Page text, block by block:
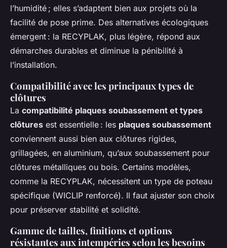
l’humidité ; elles s’adaptent bien aux projets où la
facilité de pose prime. Des alternatives écologiques
émergent : la RECYPLAK, plus légère, répond aux
démarches durables et diminue la pénibilité à
l’installation.
Compatibilité avec les principaux types de
clôtures
La compatibilité plaques soubassement et types
clôtures est essentielle : les plaques soubassement
conviennent aussi bien aux clôtures rigides,
grillagées, en aluminium, qu’aux soubassement pour
clôtures métalliques ou bois. Certains modèles,
comme la RECYPLAK, nécessitent un type de poteau
spécifique (WICLIP renforcé). Il faut ajuster son choix
pour préserver stabilité et solidité.
Gamme de tailles, finitions et options
résistantes aux intempéries selon les besoins